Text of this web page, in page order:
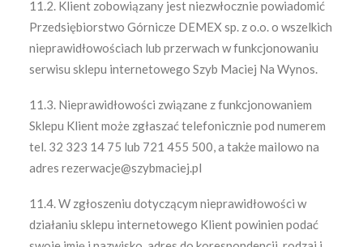
11.2. Klient zobowiązany jest niezwłocznie powiadomić
Przedsiębiorstwo Górnicze DEMEX sp. z o.o. o wszelkich
nieprawidłowościach lub przerwach w funkcjonowaniu
serwisu sklepu internetowego Szyb Maciej Na Wynos.
11.3. Nieprawidłowości związane z funkcjonowaniem
Sklepu Klient może zgłaszać telefonicznie pod numerem
tel. 32 323 14 75 lub 721 455 500, a także mailowo na
adres rezerwacje@szybmaciej.pl
11.4. W zgłoszeniu dotyczącym nieprawidłowości w
działaniu sklepu internetowego Klient powinien podać